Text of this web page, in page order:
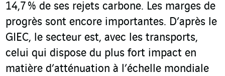
14,7 % de ses rejets carbone. Les marges de
progrès sont encore importantes. D’après le
GIEC, le secteur est, avec les transports,
celui qui dispose du plus fort impact en
matière d’atténuation à l’échelle mondiale